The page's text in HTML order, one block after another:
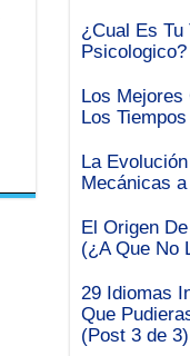
¿Cual Es
Psicologico?
Los Mejores
Los Tiempos
La
Mecánicas
El Origen
(¿A Que No
29 Idiomas
Que
(Post 3 de 3)